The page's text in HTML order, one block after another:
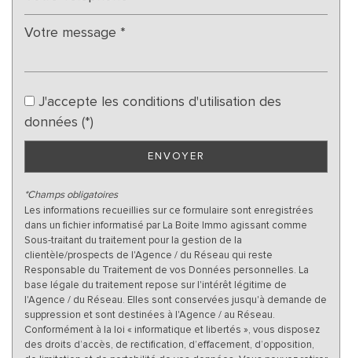
J'accepte les conditions d'utilisation des
données (*)
ENVOYER
*Champs obligatoires
Les informations recueillies sur ce formulaire sont enregistrées
dans un fichier informatisé par La Boite Immo agissant comme
Sous-traitant du traitement pour la gestion de la
clientèle/prospects de l'Agence / du Réseau qui reste
Responsable du Traitement de vos Données personnelles. La
base légale du traitement repose sur l'intérêt légitime de
l'Agence / du Réseau. Elles sont conservées jusqu'à demande de
suppression et sont destinées à l'Agence / au Réseau.
Conformément à la loi « informatique et libertés », vous disposez
des droits d’accès, de rectification, d’effacement, d’opposition,